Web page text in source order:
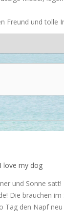
und tolle
I love my dog
und Sonne
Die brauchen
Tag den Napf